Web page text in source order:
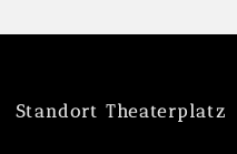
Standort Theaterplatz